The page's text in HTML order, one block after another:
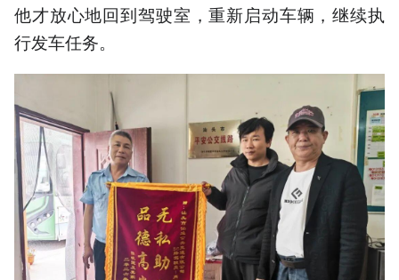
他才放心地回到驾驶室，重新启动车辆，继续执
行发车任务。